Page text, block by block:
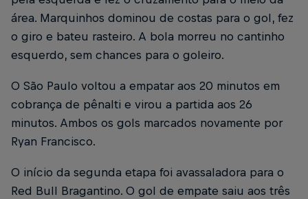
área. Marquinhos dominou de costas para o gol, fez
o giro e bateu rasteiro. A bola morreu no cantinho
esquerdo, sem chances para o goleiro.
O São Paulo voltou a empatar aos 20 minutos em
cobrança de pênalti e virou a partida aos 26
minutos. Ambos os gols marcados novamente por
Ryan Francisco.
O início da segunda etapa foi avassaladora para o
Red Bull Bragantino. O gol de empate saiu aos três